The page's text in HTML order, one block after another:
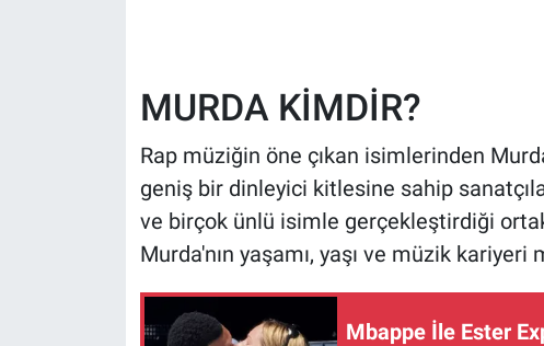
MURDA KİMDİR?
Rap müziğin öne çıkan isimlerinden
geniş bir dinleyici kitlesine sahip
ve birçok ünlü isimle gerçekleştirdiği
Murda'nın yaşamı, yaşı ve müzik kariyeri
Mbappe İle Ester
MAGAZİN
Bilim, Teknoloji